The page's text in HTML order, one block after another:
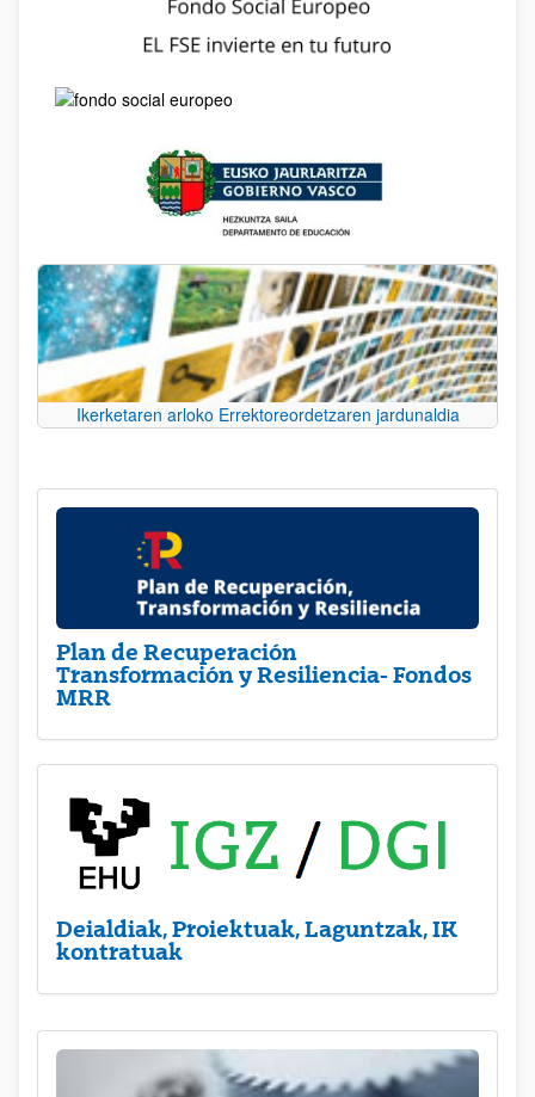
Ikerketaren arloko Errektoreordetzaren jardunaldia
Plan de Recuperación
Transformación y Resiliencia- Fondos
MRR
Deialdiak, Proiektuak, Laguntzak, IK
kontratuak